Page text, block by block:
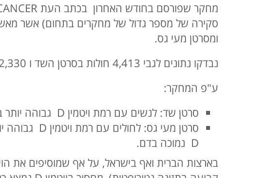
ומסרטן מעי גס.
נבדקו נתונים לגבי 4,413 חולות בסרטן השד ו 2,330 חולי סרטן מעי גס .
ע"פ המחקר:
סרטן שד: לנשים עם רמת ויטמין D גבוהה יותר בדם היה סיכון נמוך ב 42% למות לעומת נשים עם רמת ויטמין D נמוכה בדם.
D נמוכה בדם.
בארצות הברית ואף בישראל, על אף שמוסיפים את